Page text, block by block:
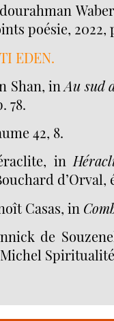
poésie, 2022,
EDEN.
Shan, inAu sud
78.
42, 8.
in
d’Orval,
Casas, in
de